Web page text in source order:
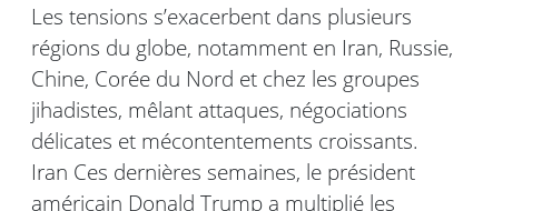
Les tensions s’exacerbent dans plusieurs
régions du globe, notamment en Iran, Russie,
Chine, Corée du Nord et chez les groupes
jihadistes, mêlant attaques, négociations
délicates et mécontentements croissants.
Iran Ces dernières semaines, le président
américain Donald Trump a multiplié les